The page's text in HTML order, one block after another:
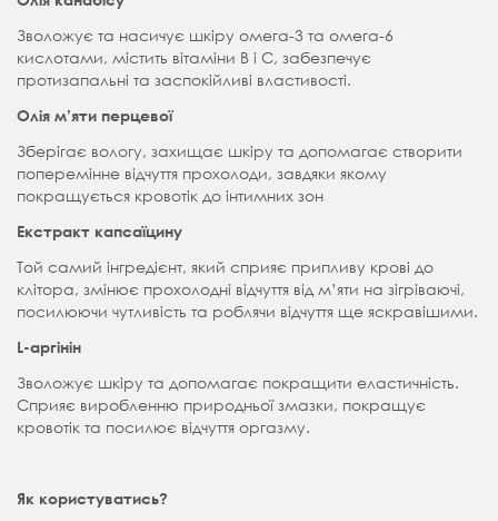
Зволожує та насичує шкіру омега-3 та омега-6
кислотами, містить вітаміни В і С, забезпечує
протизапальні та заспокійливі властивості.
Олія м’яти перцевої
Зберігає вологу, захищає шкіру та допомагає створити
поперемінне відчуття прохолоди, завдяки якому
покращується кровотік до інтимних зон
Екстракт капсаїцину
Той самий інгредієнт, який сприяє припливу крові до
клітора, змінює прохолодні відчуття від м’яти на зігріваючі,
посилюючи чутливість та роблячи відчуття ще яскравішими.
L-аргінін
Зволожує шкіру та допомагає покращити еластичність.
Сприяє виробленню природньої змазки, покращує
кровотік та посилює відчуття оргазму.
Як користуватись?